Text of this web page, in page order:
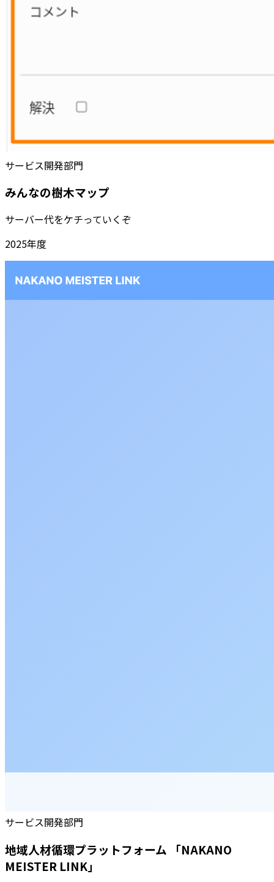
サービス開発部門
みんなの樹木マップ
サーバー代をケチっていくぞ
2025年度
サービス開発部門
地域人材循環プラットフォーム 「NAKANO
MEISTER LINK」